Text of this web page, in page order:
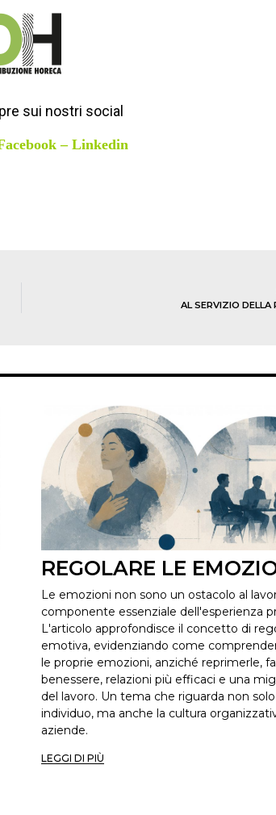
sui nostri social
–Linkedin
AL SERVIZIO
REGOLARE LE
Le emozioni non sono un ostacolo al
componente essenziale dell'esperienza
L'articolo approfondisce il concetto di
emotiva, evidenziando come
le proprie emozioni, anziché reprimerle,
benessere, relazioni più efficaci e una
del lavoro. Un tema che riguarda non
individuo, ma anche la cultura
aziende.
LEGGI DI PIÙ